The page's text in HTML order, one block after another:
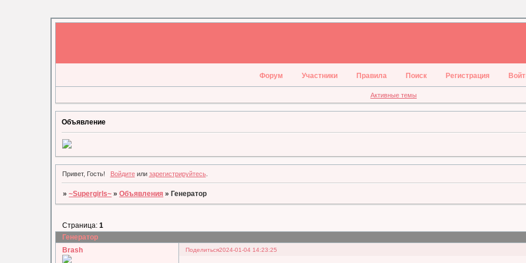
Форум Участники Правила Поиск Регистрация
Активные темы
Объявление
Привет, Гость! Войдитеили зарегистрируйтесь.
»~Supergirls~ »Объявления »Генератор
Генератор
Страница:1
Поделиться2024-01-04 14:23:25
Brash